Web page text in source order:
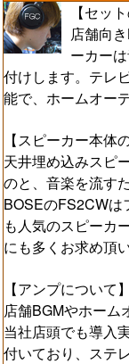
【セッ
店舗向
ーカー
付けします。テレ
能で、ホームオー
【スピーカー本体
天井埋め込みスピ
のと、音楽を流す
BOSEのFS2CWは
も人気のスピーカ
にも多くお求め頂
【アンプについて】
店舗BGMやホーム
当社店頭でも導入
付いており、ステ